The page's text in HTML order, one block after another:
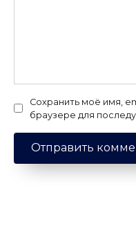
Сохранить моё имя,
браузере для